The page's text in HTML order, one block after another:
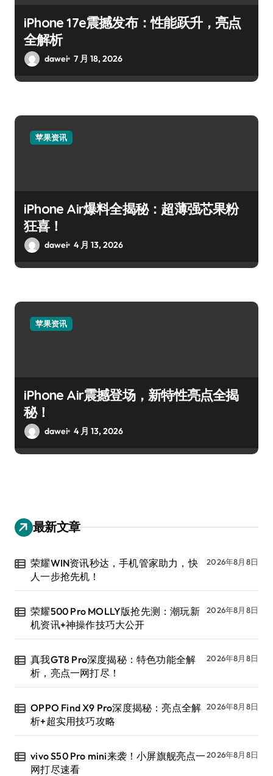
iPhone 17e震撼发布：性能跃升，亮点
全解析
dawei 7 月 18, 2026
苹果资讯
iPhone Air爆料全揭秘：超薄强芯果粉
狂喜！
dawei 4 月 13, 2026
苹果资讯
iPhone Air震撼登场，新特性亮点全揭
秘！
dawei 4 月 13, 2026
最新文章
荣耀WIN资讯秒达，手机管家助力，快
人一步抢先机！
2026年8月8日
荣耀500 Pro MOLLY版抢先测：潮玩新
机资讯+神操作技巧大公开
2026年8月8日
真我GT8 Pro深度揭秘：特色功能全解
析，亮点一网打尽！
2026年8月8日
OPPO Find X9 Pro深度揭秘：亮点全解
析+超实用技巧攻略
2026年8月8日
vivo S50 Pro mini来袭！小屏旗舰亮点一
网打尽速看
2026年8月8日